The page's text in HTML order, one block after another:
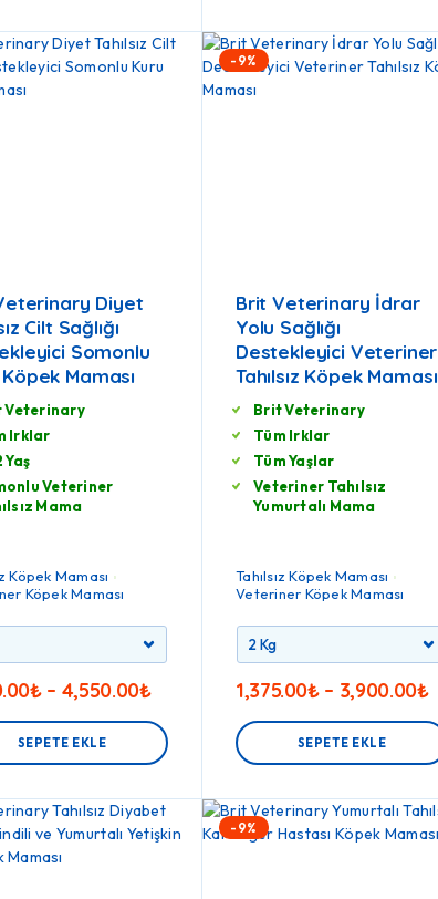
Diyet
Cilt Sağlığı
Somonlu
Maması
Veterinary
Irklar
Yaş
Veteriner
Mama
Köpek Maması
Köpek Maması
₺– 4,550.00₺
SEPETE EKLE
-9%
Brit Veterinary İdrar
Yolu Sağlığı
Destekleyici Veteriner
Tahılsız Köpek Maması
Brit Veterinary
Tüm Irklar
Tüm Yaşlar
Veteriner Tahılsız
Yumurtalı Mama
Tahılsız Köpek Maması
Veteriner Köpek Maması
1,375.00₺– 3,900.00₺
SEPETE EKLE
-9%